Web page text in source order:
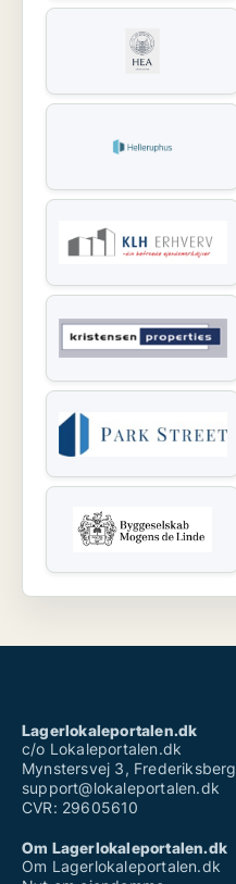
Lagerlokaleportalen.dk
c/o Lokaleportalen.dk
Mynstersvej 3, Frederiksberg
support@lokaleportalen.dk
CVR: 29605610
Om Lagerlokaleportalen.dk
Om Lagerlokaleportalen.dk